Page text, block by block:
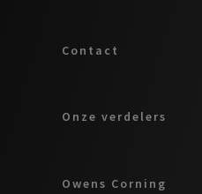
Contact
Onze verdelers
Owens Corning